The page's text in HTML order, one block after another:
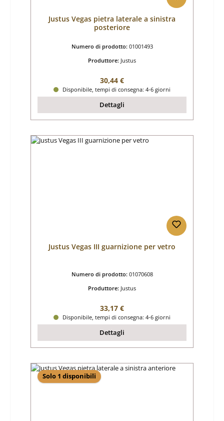
Justus Vegas pietra laterale a sinistra
posteriore
Numero di prodotto: 01001493
Produttore: Justus
Prezzo normale:
30,44 €
Disponibile, tempi di consegna: 4-6 giorni
Dettagli
Justus Vegas III guarnizione per vetro
Numero di prodotto: 01070608
Produttore: Justus
Prezzo normale:
33,17 €
Disponibile, tempi di consegna: 4-6 giorni
Dettagli
Solo 1 disponibili